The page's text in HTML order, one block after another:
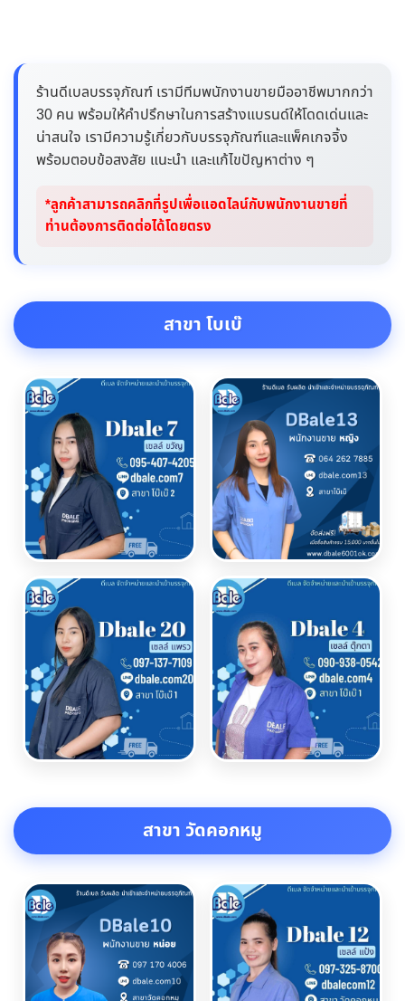
ร้านดีเบลบรรจุภัณฑ์ เรามีทีมพนักงานขายมืออาชีพมากกว่า
30 คน พร้อมให้คำปรึกษาในการสร้างแบรนด์ให้โดดเด่นและ
น่าสนใจ เรามีความรู้เกี่ยวกับบรรจุภัณฑ์และแพ็คเกจจิ้ง
พร้อมตอบข้อสงสัย แนะนำ และแก้ไขปัญหาต่าง ๆ
*ลูกค้าสามารถคลิกที่รูปเพื่อแอดไลน์กับพนักงานขายที่
ท่านต้องการติดต่อได้โดยตรง
สาขา โบเบ๊
สาขา วัดคอกหมู